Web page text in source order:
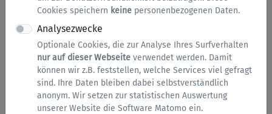
Cookies speichern keine personenbezogenen Daten.
Analysezwecke
Optionale Cookies, die zur Analyse Ihres Surfverhalten
nur auf dieser Webseite verwendet werden. Damit
können wir z.B. feststellen, welche Services viel gefragt
sind. Ihre Daten bleiben dabei selbstverständlich
anonym. Wir setzen zur statistischen Auswertung
unserer Website die Software Matomo ein.
Kreisverwaltung Olpe (Erst- und Neuausstellung
sowie Verlängerung).
Legende
Dieses Symbol weist auf einen externen Link hin. Eine
Antragsabwicklung im Portal ist nicht möglich.